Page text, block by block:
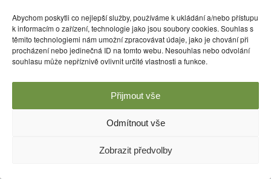
Abychom poskytli co nejlepší služby, používáme k ukládání a/nebo přístupu
k informacím o zařízení, technologie jako jsou soubory cookies. Souhlas s
těmito technologiemi nám umožní zpracovávat údaje, jako je chování při
procházení nebo jedinečná ID na tomto webu. Nesouhlas nebo odvolání
souhlasu může nepříznivě ovlivnit určité vlastnosti a funkce.
Přijmout vše
Odmítnout vše
Zobrazit předvolby
Příspěvek byl publikován v rubriceInformace ,Sportovní rybolov,
Tiskové zprávya jeho autorem jeJana Trmalová. Můžete si jeho
odkazuložit mezi své oblíbené záložky nebo ho sdílet s přáteli.
Používáme WordPress (v češtině).